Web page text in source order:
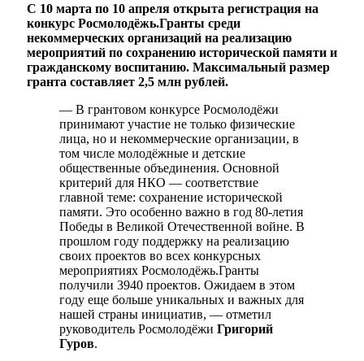
С 10 марта по 10 апреля открыта регистрация на
конкурс Росмолодёжь.Гранты среди
некоммерческих организаций на реализацию
мероприятий по сохранению исторической памяти и
гражданскому воспитанию. Максимальный размер
гранта составляет 2,5 млн рублей.
— В грантовом конкурсе Росмолодёжи
принимают участие не только физические
лица, но и некоммерческие организации, в
том числе молодёжные и детские
общественные объединения. Основной
критерий для НКО — соответствие
главной теме: сохранение исторической
памяти. Это особенно важно в год 80-летия
Победы в Великой Отечественной войне. В
прошлом году поддержку на реализацию
своих проектов во всех конкурсных
мероприятиях Росмолодëжь.Гранты
получили 3940 проектов. Ожидаем в этом
году еще больше уникальных и важных для
нашей страны инициатив, — отметил
руководитель Росмолодёжи Григорий
Гуров.